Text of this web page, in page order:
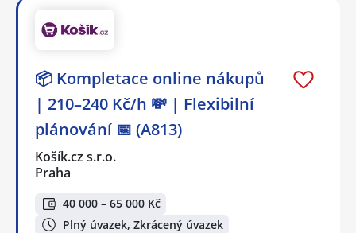
📦 Kompletace online nákupů
| 210–240 Kč/h 💸 | Flexibilní
plánování 📅 (A813)
Košík.cz s.r.o.
Praha
40 000 – 65 000 Kč
Plný úvazek, Zkrácený úvazek